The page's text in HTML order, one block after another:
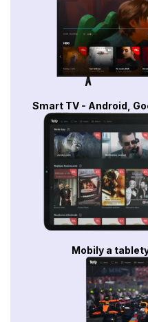
Smart TV - Android,
Mobily a